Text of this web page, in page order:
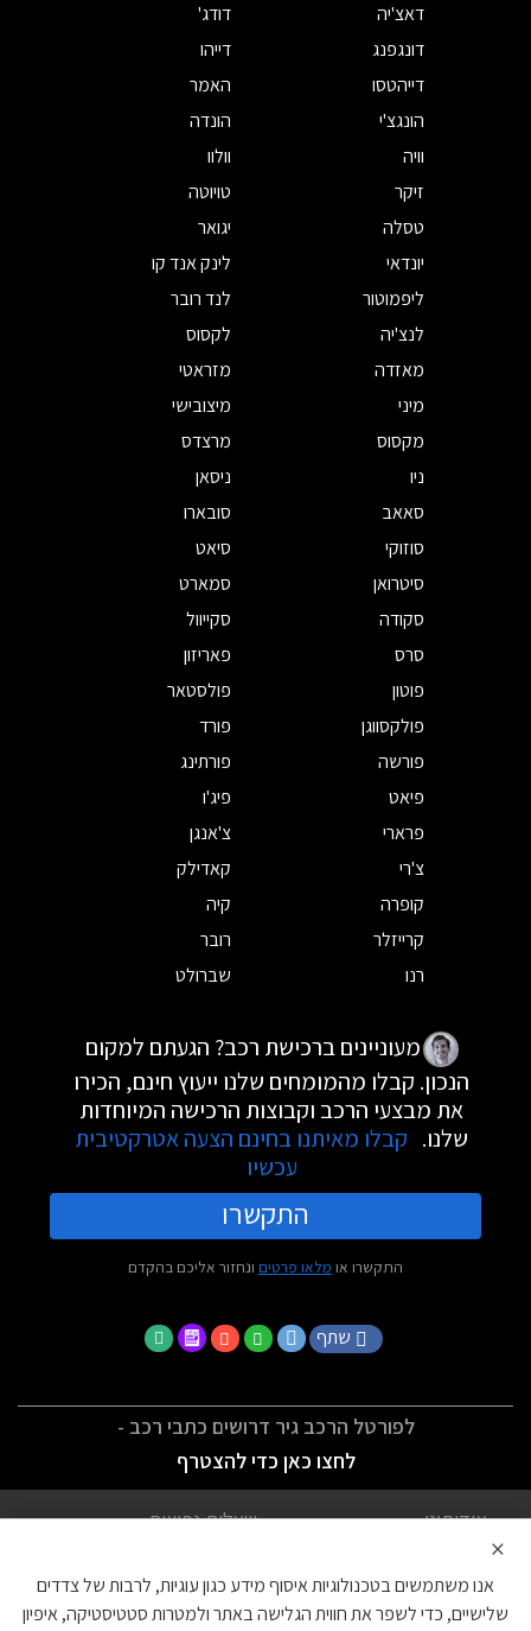
דאצ'יה
דודג'
דונגפנג
דייהו
דייהטסו
האמר
הונגצ'י
הונדה
וויה
וולוו
זיקר
טויוטה
טסלה
יגואר
יונדאי
לינק אנד קו
ליפמוטור
לנד רובר
לנצ'יה
לקסוס
מאזדה
מזראטי
מיני
מיצובישי
מקסוס
מרצדס
ניו
ניסאן
סאאב
סובארו
סוזוקי
סיאט
סיטרואן
סמארט
סקודה
סקייוול
סרס
פאריזון
פוטון
פולסטאר
פולקסווגן
פורד
פורשה
פורתינג
פיאט
פיג'ו
פרארי
צ'אנגן
צ'רי
קאדילק
קופרה
קיה
קרייזלר
רובר
רנו
שברולט
מעוניינים ברכישת רכב? הגעתם למקום
הנכון. קבלו מהמומחים שלנו ייעוץ חינם, הכירו
את מבצעי הרכב וקבוצות הרכישה המיוחדות
שלנו. קבלו מאיתנו בחינם הצעה אטרקטיבית
עכשיו
התקשרו
התקשרו או מלאו פרטים ונחזור אליכם בהקדם
שתף
לפורטל הרכב גיר דרושים כתבי רכב -
לחצו כאן כדי להצטרף
אודותינו
שאלות נפוצות
הצהרת נגישות
צור קשר
×
אנו משתמשים בטכנולוגיות איסוף מידע כגון עוגיות, לרבות של צדדים
שלישיים, כדי לשפר את חווית הגלישה באתר ולמטרות סטטיסטיקה, איפיון